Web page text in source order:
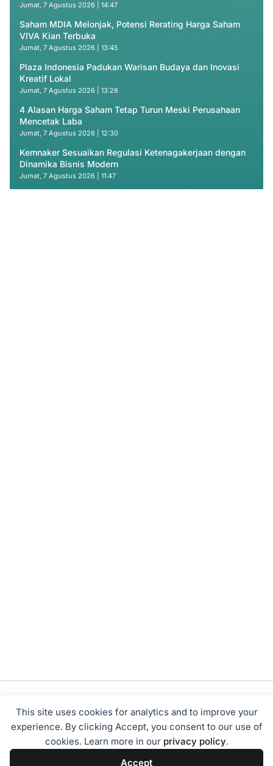
This site uses cookies for analytics and to improve your
experience. By clicking Accept, you consent to our use of
cookies. Learn more in our privacy policy.
Accept
Jumat, 7 Agustus 2026 | 14:47
Saham MDIA Melonjak, Potensi Rerating Harga Saham
VIVA Kian Terbuka
Jumat, 7 Agustus 2026 | 13:45
Plaza Indonesia Padukan Warisan Budaya dan Inovasi
Kreatif Lokal
Jumat, 7 Agustus 2026 | 13:28
4 Alasan Harga Saham Tetap Turun Meski Perusahaan
Mencetak Laba
Jumat, 7 Agustus 2026 | 12:30
Kemnaker Sesuaikan Regulasi Ketenagakerjaan dengan
Dinamika Bisnis Modern
Jumat, 7 Agustus 2026 | 11:47
Tentang Kami Redaksi Disclaimer
Privacy Policy